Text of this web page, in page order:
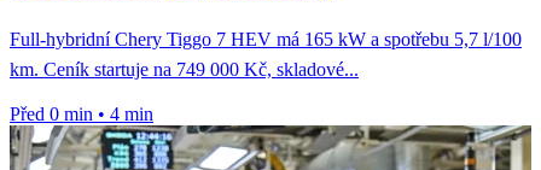
Full-hybridní Chery Tiggo 7 HEV má 165 kW a spotřebu 5,7 l/100
km. Ceník startuje na 749 000 Kč, skladové...
Před 0 min • 4 min